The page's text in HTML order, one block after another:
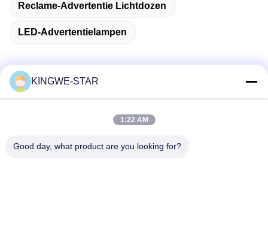
Reclame-Advertentie Lichtdozen
LED-Advertentielampen
Verbouwingsbedrijf Xintang, Baishixia, Fuyong Street, Baoan
KINGWE-STAR
1:22 AM
Good day, what product are you looking for?